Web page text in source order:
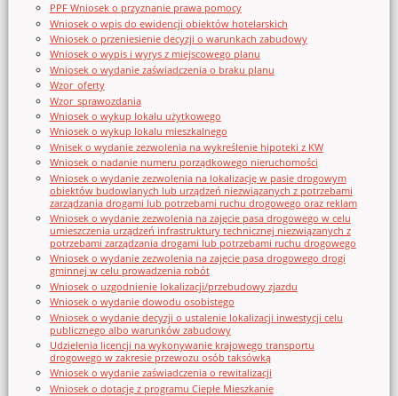
PPF Wniosek o przyznanie prawa pomocy
Wniosek o wpis do ewidencji obiektów hotelarskich
Wniosek o przeniesienie decyzji o warunkach zabudowy
Wniosek o wypis i wyrys z miejscowego planu
Wniosek o wydanie zaświadczenia o braku planu
Wzor_oferty
Wzor_sprawozdania
Wniosek o wykup lokalu użytkowego
Wniosek o wykup lokalu mieszkalnego
Wnisek o wydanie zezwolenia na wykreślenie hipoteki z KW
Wniosek o nadanie numeru porządkowego nieruchomości
Wniosek o wydanie zezwolenia na lokalizację w pasie drogowym
obiektów budowlanych lub urządzeń niezwiązanych z potrzebami
zarządzania drogami lub potrzebami ruchu drogowego oraz reklam
Wniosek o wydanie zezwolenia na zajęcie pasa drogowego w celu
umieszczenia urządzeń infrastruktury technicznej niezwiązanych z
potrzebami zarządzania drogami lub potrzebami ruchu drogowego
Wniosek o wydanie zezwolenia na zajęcie pasa drogowego drogi
gminnej w celu prowadzenia robót
Wniosek o uzgodnienie lokalizacji/przebudowy zjazdu
Wniosek o wydanie dowodu osobistego
Wniosek o wydanie decyzji o ustalenie lokalizacji inwestycji celu
publicznego albo warunków zabudowy
Udzielenia licencji na wykonywanie krajowego transportu
drogowego w zakresie przewozu osób taksówką
Wniosek o wydanie zaświadczenia o rewitalizacji
Wniosek o dotację z programu Ciepłe Mieszkanie